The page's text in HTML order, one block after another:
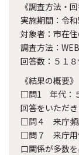
《調査方法・回
実施期間：令
対象者：市在
調査方法：
回答数：５１
《結果の概要》
□問1 年代：５
回答をいただき
□問４ 来庁頻
□問７ 来庁用
口関係が多数を